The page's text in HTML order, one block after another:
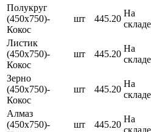
Полукруг
(450х750)-
Кокос
шт 445.20
На
складе
Листик
(450х750)-
Кокос
шт 445.20
На
складе
Зерно
(450х750)-
Кокос
шт 445.20
На
складе
Алмаз
(450х750)-
шт 445.20
На
складе